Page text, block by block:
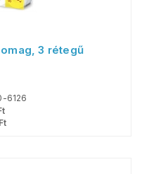
3 rétegű
6126
Ft